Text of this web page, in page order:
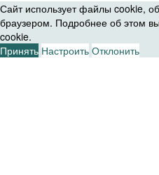
Сайт использует файлы cookie,
браузером. Подробнее об этом
cookie.
Принять Настроить Отклонить